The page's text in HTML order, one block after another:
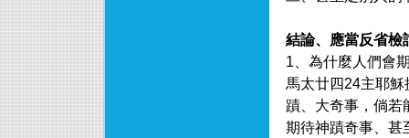
結論、應當反省檢
1、為什麼人們會
馬太廿四24主耶
蹟、大奇事，倘若
期待神蹟奇事、甚